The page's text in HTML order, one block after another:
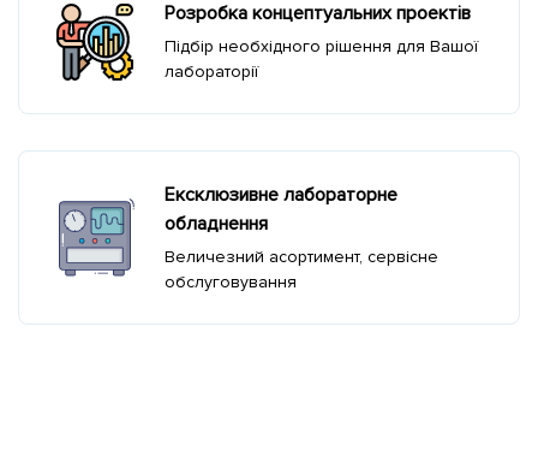
Розробка концептуальних проектів
Підбір необхідного рішення для Вашої
лабораторії
Ексклюзивне лабораторне
обладнення
Величезний асортимент, сервісне
обслуговування